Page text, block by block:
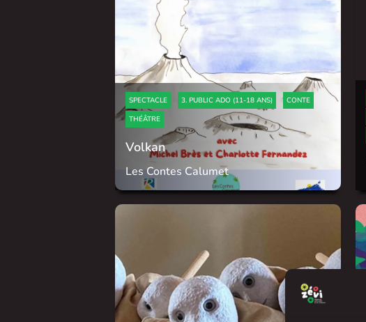
SPECTACLE 3. PUBLIC ADO (11-18 ANS)
CONTE
THÉÂTRE
Volkan
Les Contes Calumet